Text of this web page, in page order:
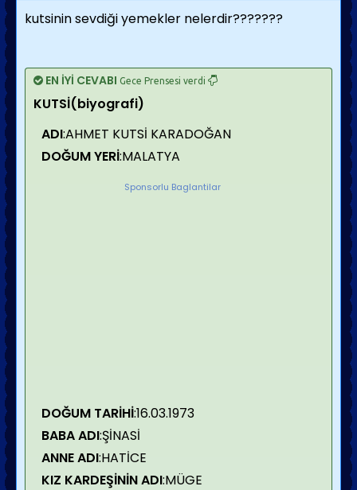
kutsinin sevdiği yemekler nelerdir???????
EN İYİ CEVABI Gece Prensesi verdi
KUTSİ(biyografi)
ADI:AHMET KUTSİ KARADOĞAN
DOĞUM YERİ:MALATYA
Sponsorlu Baglantilar
DOĞUM TARİHİ:16.03.1973
BABA ADI:ŞİNASİ
ANNE ADI:HATİCE
KIZ KARDEŞİNİN ADI:MÜGE